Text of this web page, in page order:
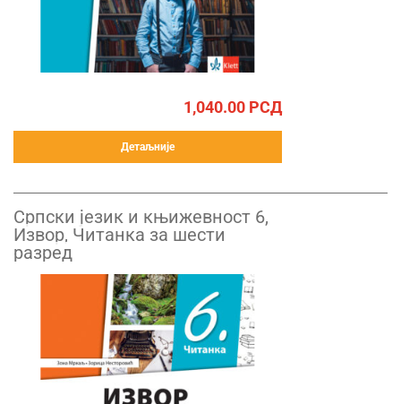
1,040.00 РСД
Детаљније
Српски језик и књижевност 6,
Извор, Читанка за шести
разред